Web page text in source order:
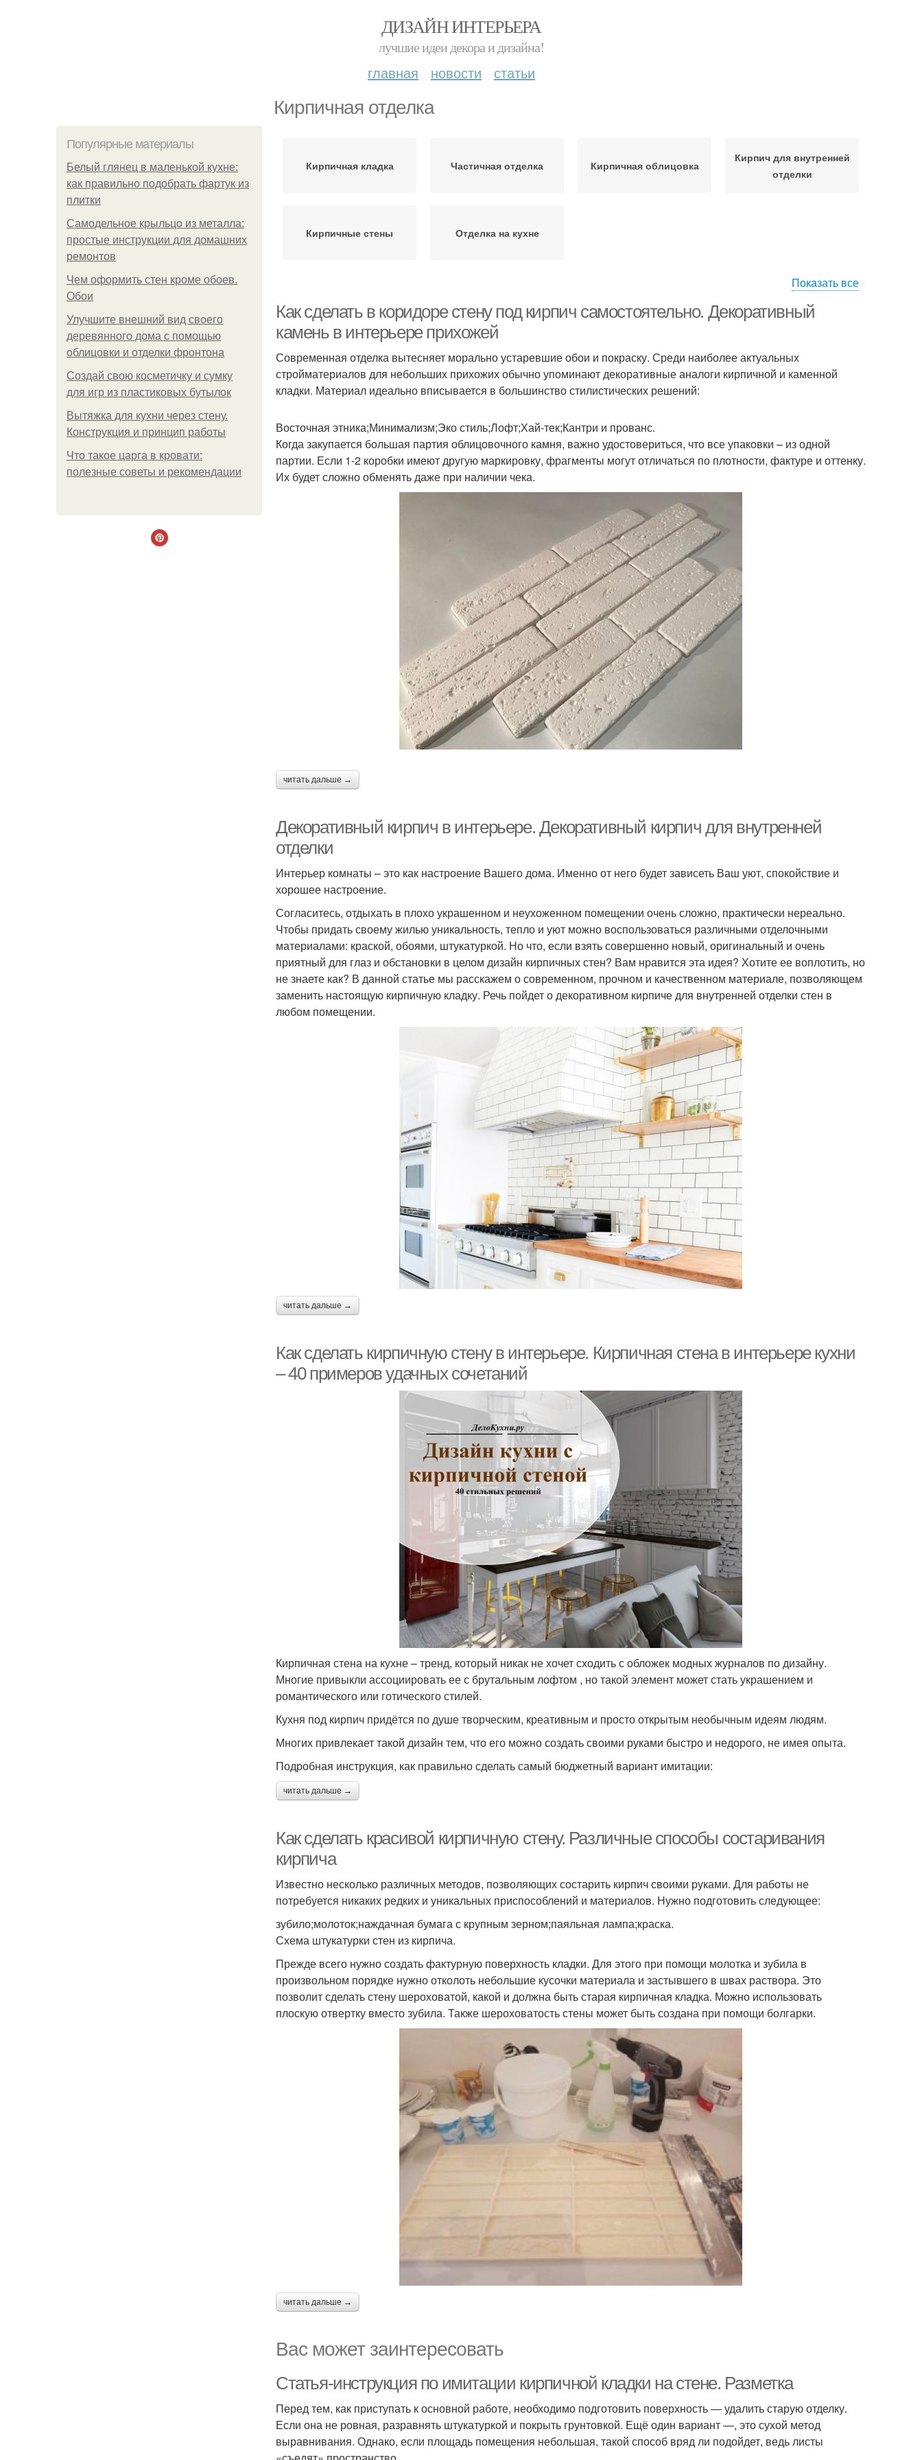
ДИЗАЙН ИНТЕРЬЕРА
лучшие идеи декора и дизайна!
главная новости статьи
Кирпичная отделка
Популярные материалы
Белый глянец в маленькой кухне:
как правильно подобрать фартук из
плитки
Самодельное крыльцо из металла:
простые инструкции для домашних
ремонтов
Чем оформить стен кроме обоев.
Обои
Улучшите внешний вид своего
деревянного дома с помощью
облицовки и отделки фронтона
Создай свою косметичку и сумку
для игр из пластиковых бутылок
Вытяжка для кухни через стену.
Конструкция и принцип работы
Что такое царга в кровати:
полезные советы и рекомендации
Кирпичная кладка Частичная отделка Кирпичная облицовка
Кирпич для внутренней
отделки
Кирпичные стены Отделка на кухне
Показать все
Как сделать в коридоре стену под кирпич самостоятельно. Декоративный
камень в интерьере прихожей
Современная отделка вытесняет морально устаревшие обои и покраску. Среди наиболее актуальных
стройматериалов для небольших прихожих обычно упоминают декоративные аналоги кирпичной и каменной
кладки. Материал идеально вписывается в большинство стилистических решений:
Восточная этника;Минимализм;Эко стиль;Лофт;Хай-тек;Кантри и прованс.
Когда закупается большая партия облицовочного камня, важно удостовериться, что все упаковки – из одной
партии. Если 1-2 коробки имеют другую маркировку, фрагменты могут отличаться по плотности, фактуре и оттенку.
Их будет сложно обменять даже при наличии чека.
читать дальше →
Декоративный кирпич в интерьере. Декоративный кирпич для внутренней
отделки
Интерьер комнаты – это как настроение Вашего дома. Именно от него будет зависеть Ваш уют, спокойствие и
хорошее настроение.
Согласитесь, отдыхать в плохо украшенном и неухоженном помещении очень сложно, практически нереально.
Чтобы придать своему жилью уникальность, тепло и уют можно воспользоваться различными отделочными
материалами: краской, обоями, штукатуркой. Но что, если взять совершенно новый, оригинальный и очень
приятный для глаз и обстановки в целом дизайн кирпичных стен? Вам нравится эта идея? Хотите ее воплотить, но
не знаете как? В данной статье мы расскажем о современном, прочном и качественном материале, позволяющем
заменить настоящую кирпичную кладку. Речь пойдет о декоративном кирпиче для внутренней отделки стен в
любом помещении.
читать дальше →
Как сделать кирпичную стену в интерьере. Кирпичная стена в интерьере кухни
– 40 примеров удачных сочетаний
Кирпичная стена на кухне – тренд, который никак не хочет сходить с обложек модных журналов по дизайну.
Многие привыкли ассоциировать ее с брутальным лофтом , но такой элемент может стать украшением и
романтического или готического стилей.
Кухня под кирпич придётся по душе творческим, креативным и просто открытым необычным идеям людям.
Многих привлекает такой дизайн тем, что его можно создать своими руками быстро и недорого, не имея опыта.
Подробная инструкция, как правильно сделать самый бюджетный вариант имитации:
читать дальше →
Как сделать красивой кирпичную стену. Различные способы состаривания
кирпича
Известно несколько различных методов, позволяющих состарить кирпич своими руками. Для работы не
потребуется никаких редких и уникальных приспособлений и материалов. Нужно подготовить следующее:
зубило;молоток;наждачная бумага с крупным зерном;паяльная лампа;краска.
Схема штукатурки стен из кирпича.
Прежде всего нужно создать фактурную поверхность кладки. Для этого при помощи молотка и зубила в
произвольном порядке нужно отколоть небольшие кусочки материала и застывшего в швах раствора. Это
позволит сделать стену шероховатой, какой и должна быть старая кирпичная кладка. Можно использовать
плоскую отвертку вместо зубила. Также шероховатость стены может быть создана при помощи болгарки.
читать дальше →
Вас может заинтересовать
Статья-инструкция по имитации кирпичной кладки на стене. Разметка
Перед тем, как приступать к основной работе, необходимо подготовить поверхность — удалить старую отделку.
Если она не ровная, разравнять штукатуркой и покрыть грунтовкой. Ещё один вариант —, это сухой метод
выравнивания. Однако, если площадь помещения небольшая, такой способ вряд ли подойдет, ведь листы